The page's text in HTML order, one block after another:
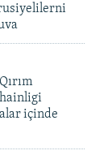
içinde